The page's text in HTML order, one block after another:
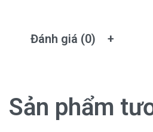
Đánh giá (0)
Sản phẩm